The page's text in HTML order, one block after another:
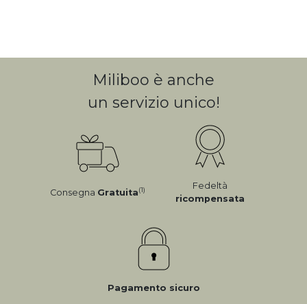
Miliboo è anche
un servizio unico!
Consegna Gratuita(1)
Fedeltà
ricompensata
Pagamento sicuro